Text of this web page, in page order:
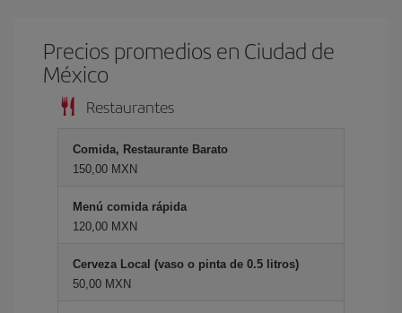
Precios promedios en Ciudad de
México
Restaurantes
Comida, Restaurante Barato
150,00 MXN
Menú comida rápida
120,00 MXN
Cerveza Local (vaso o pinta de 0.5 litros)
50,00 MXN